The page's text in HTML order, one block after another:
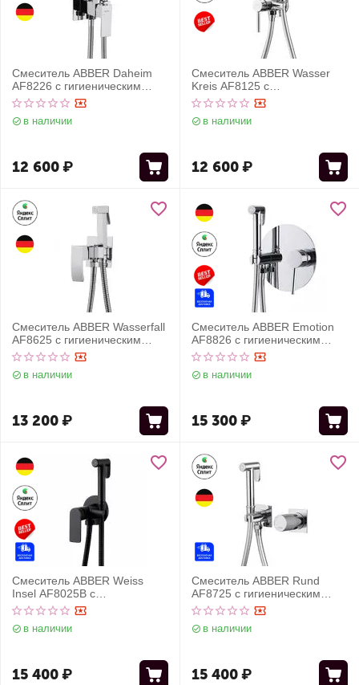
Смеситель ABBER Daheim
AF8226 с гигиеническим
душем, хром
в наличии
12 600₽
Смеситель ABBER Wasser
Kreis AF8125 с
гигиеническим душем, хром
в наличии
12 600₽
Смеситель ABBER Wasserfall
AF8625 с гигиеническим
душем, хром
в наличии
13 200₽
Смеситель ABBER Emotion
AF8826 с гигиеническим
душем, хром
в наличии
15 300₽
Смеситель ABBER Weiss
Insel AF8025B с
гигиеническим душем,
черный матовый
в наличии
15 400₽
Смеситель ABBER Rund
AF8725 с гигиеническим
душем, хром
в наличии
15 400₽